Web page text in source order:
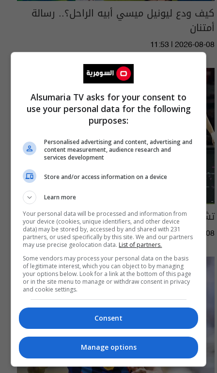
كيف ودع ليونيل ميسي أبيه الراحل؟.. رسالة
أمتنان
11:53 | 2026-08-08
تشيلسي يهزم ميلان بثلاثية ودياً
11:25 | 2026-08-08
Alsumaria TV asks for your consent to
use your personal data for the following
purposes:
Personalised advertising and content, advertising and
content measurement, audience research and
services development
Store and/or access information on a device
Learn more
Your personal data will be processed and information from
your device (cookies, unique identifiers, and other device
data) may be stored by, accessed by and shared with 231
partners, or used specifically by this site. We and our partners
may use precise geolocation data. List of partners.
Some vendors may process your personal data on the basis
of legitimate interest, which you can object to by managing
your options below. Look for a link at the bottom of this page
or in the site menu to manage or withdraw consent in privacy
and cookie settings.
Consent
Manage options